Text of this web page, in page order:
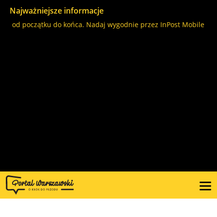
Najważniejsze informacje
od początku do końca. Nadaj wygodnie przez InPost Mobile